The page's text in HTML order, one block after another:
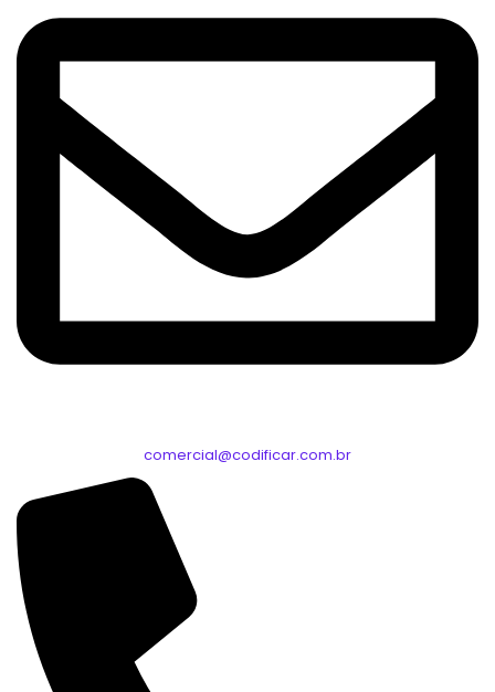
comercial@codificar.com.br